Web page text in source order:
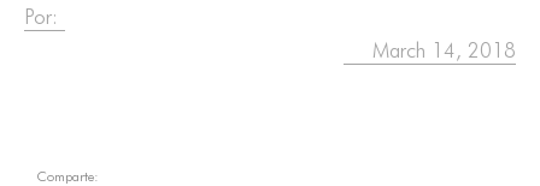
Por:
March 14, 2018
Comparte: